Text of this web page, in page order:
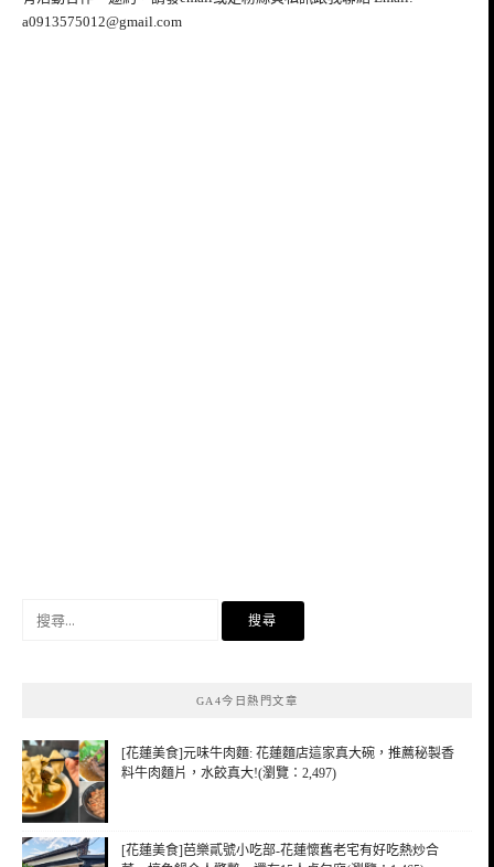
a0913575012@gmail.com
GA4今日熱門文章
[花蓮美食]元味牛肉麵: 花蓮麵店這家真大碗，推薦秘製香
料牛肉麵片，水餃真大!(瀏覽：2,497)
[花蓮美食]芭樂貳號小吃部-花蓮懷舊老宅有好吃熱炒合